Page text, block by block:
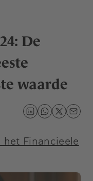
De
waarde
Financieele